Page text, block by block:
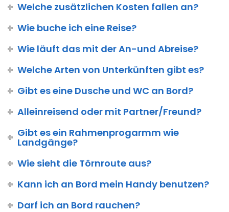
Welche zusätzlichen Kosten fallen an?
Wie buche ich eine Reise?
Wie läuft das mit der An-und Abreise?
Welche Arten von Unterkünften gibt es?
Gibt es eine Dusche und WC an Bord?
Alleinreisend oder mit Partner/Freund?
Gibt es ein Rahmenprogarmm wie
Landgänge?
Wie sieht die Törnroute aus?
Kann ich an Bord mein Handy benutzen?
Darf ich an Bord rauchen?